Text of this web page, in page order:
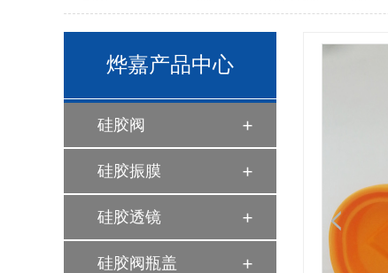
烨嘉产品中心
硅胶阀
硅胶振膜
硅胶透镜
硅胶阀瓶盖